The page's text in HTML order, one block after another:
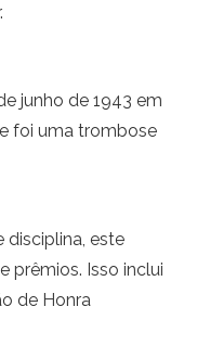
junho de 1943 em
foi uma trombose
disciplina, este
prêmios. Isso inclui
de Honra